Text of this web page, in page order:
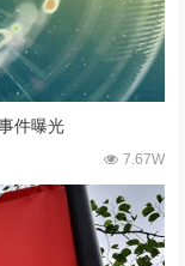
件曝光
7.67W